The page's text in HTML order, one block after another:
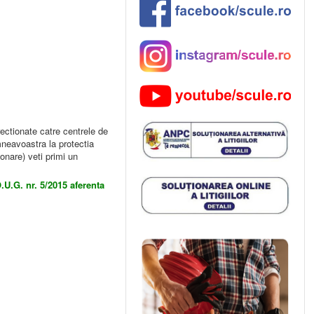
catre centrele de
la protectia
veti primi un
nr. 5/2015 aferenta